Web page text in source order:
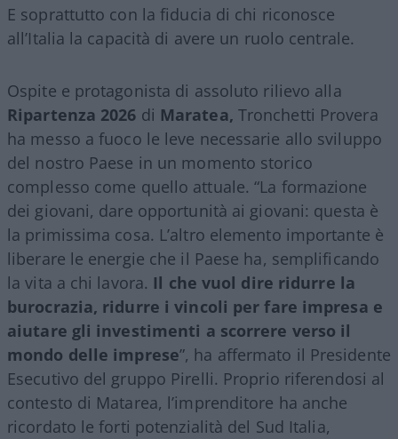
E soprattutto con la fiducia di chi riconosce
all’Italia la capacità di avere un ruolo centrale.
Ospite e protagonista di assoluto rilievo alla
Ripartenza 2026 di Maratea, Tronchetti Provera
ha messo a fuoco le leve necessarie allo sviluppo
del nostro Paese in un momento storico
complesso come quello attuale. “La formazione
dei giovani, dare opportunità ai giovani: questa è
la primissima cosa. L’altro elemento importante è
liberare le energie che il Paese ha, semplificando
la vita a chi lavora. Il che vuol dire ridurre la
burocrazia, ridurre i vincoli per fare impresa e
aiutare gli investimenti a scorrere verso il
mondo delle imprese”, ha affermato il Presidente
Esecutivo del gruppo Pirelli. Proprio riferendosi al
contesto di Matarea, l’imprenditore ha anche
ricordato le forti potenzialità del Sud Italia,